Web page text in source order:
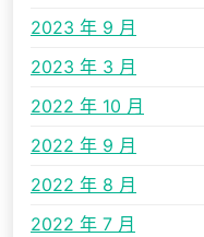
2023 年 9 月
2023 年 3 月
2022 年 10 月
2022 年 9 月
2022 年 8 月
2022 年 7 月